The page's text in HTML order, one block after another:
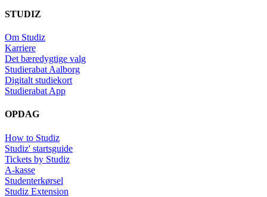
STUDIZ
Om Studiz
Karriere
Det bæredygtige valg
Studierabat Aalborg
Digitalt studiekort
Studierabat App
OPDAG
How to Studiz
Studiz' startsguide
Tickets by Studiz
A-kasse
Studenterkørsel
Studiz Extension